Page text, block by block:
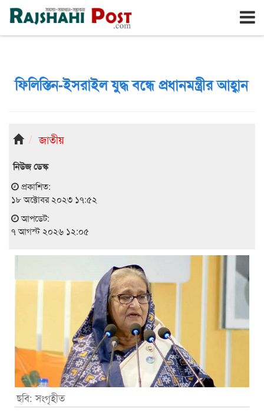
রাজশাহী শুক্রবার, ৭ই আগস্ট ২০২৬, ২৪শে শ্রাবণ ১৪৩৩
ফিলিস্তিন-ইসরাইল যুদ্ধ বন্ধে প্রধানমন্ত্রীর আহ্বান
জাতীয়
নিউজ ডেস্ক
প্রকাশিত:
১৮ অক্টোবর ২০২৩ ১৭:৫২
আপডেট:
৭ আগস্ট ২০২৬ ১২:০৫
ছবি: সংগৃহীত